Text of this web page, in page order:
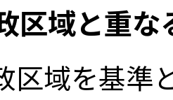
区域と重
区域を基準